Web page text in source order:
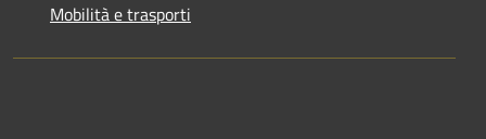
Mobilità e trasporti